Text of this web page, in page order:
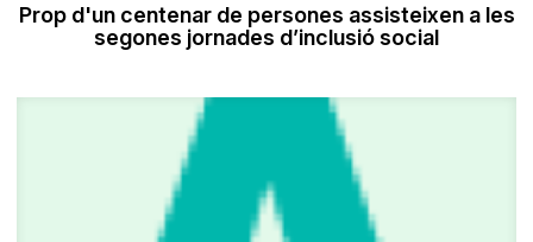
Prop d'un centenar de persones assisteixen a les
segones jornades d’inclusió social